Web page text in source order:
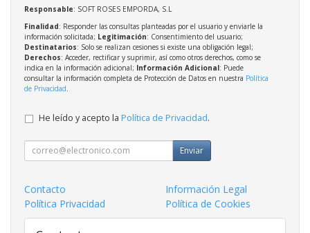
Responsable: SOFT ROSES EMPORDA, S.L
Finalidad: Responder las consultas planteadas por el usuario y enviarle la
información solicitada; Legitimación: Consentimiento del usuario;
Destinatarios: Solo se realizan cesiones si existe una obligación legal;
Derechos: Acceder, rectificar y suprimir, así como otros derechos, como se
indica en la información adicional; Información Adicional: Puede
consultar la información completa de Protección de Datos en nuestra Política
de Privacidad
He leído y acepto la Política de Privacidad.
Enviar
Contacto
Información Legal
Política Privacidad
Política de Cookies